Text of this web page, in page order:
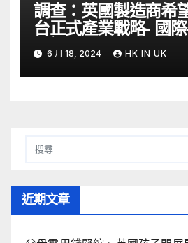
調查：英國製造商希
台正式產業戰略- 國
– 文匯報
6 月 18, 2024 HK IN UK
近期文章